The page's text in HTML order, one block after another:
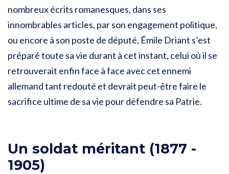
nombreux écrits romanesques, dans ses
innombrables articles, par son engagement politique,
ou encore à son poste de député, Émile Driant s’est
préparé toute sa vie durant à cet instant, celui où il se
retrouverait enfin face à face avec cet ennemi
allemand tant redouté et devrait peut-être faire le
sacrifice ultime de sa vie pour défendre sa Patrie.
Un soldat méritant (1877 -
1905)